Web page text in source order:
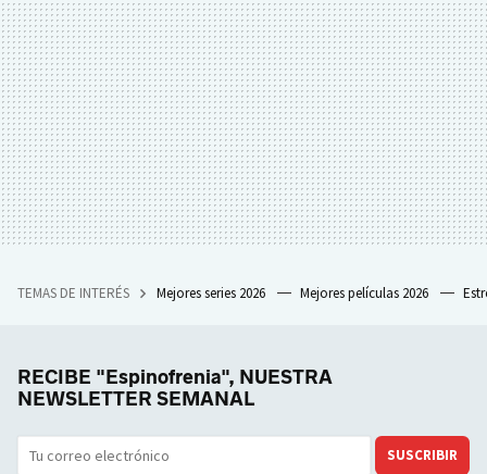
TEMAS DE INTERÉS Mejores series 2026 Mejores películas 2026
RECIBE "Espinofrenia", NUESTRA
NEWSLETTER SEMANAL
SUSCRIBIR